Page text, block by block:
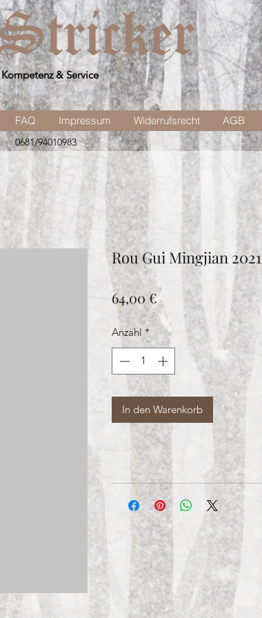
Kompetenz & Service
FAQ Impressum Widerrufsrecht AGB
0681/94010983
Rou Gui Mingjian 2021
64,00 €Preis
Anzahl *
In den Warenkorb